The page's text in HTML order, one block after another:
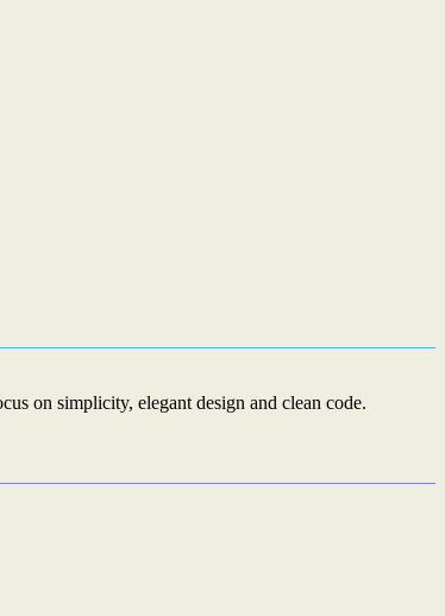
on simplicity, elegant design and clean code.